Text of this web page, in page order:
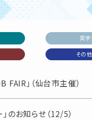
奨学
その
」（仙台市主催）
のお知らせ（12/5）